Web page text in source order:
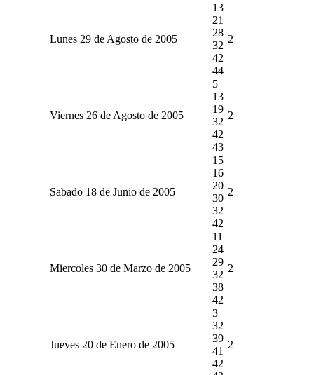
Lunes 29 de Agosto de 2005
13
21
28
32
42
44
2
Viernes 26 de Agosto de 2005
5
13
19
32
42
43
2
Sabado 18 de Junio de 2005
15
16
20
30
32
42
2
Miercoles 30 de Marzo de 2005
11
24
29
32
38
42
2
Jueves 20 de Enero de 2005
3
32
39
41
42
2